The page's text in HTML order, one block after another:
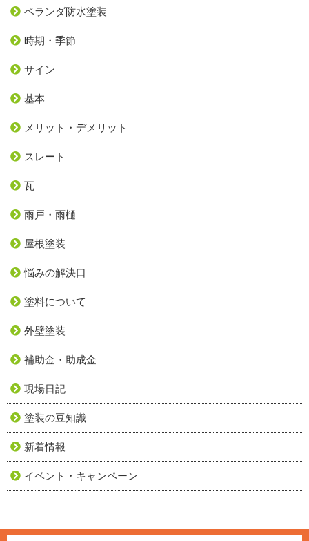
ベランダ防水塗装
時期・季節
サイン
基本
メリット・デメリット
スレート
瓦
雨戸・雨樋
屋根塗装
悩みの解決口
塗料について
外壁塗装
補助金・助成金
現場日記
塗装の豆知識
新着情報
イベント・キャンペーン